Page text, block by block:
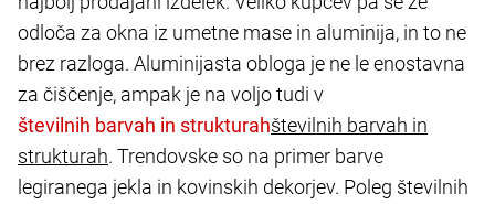
odloča za okna iz umetne mase in aluminija, in to ne
brez razloga. Aluminijasta obloga je ne le enostavna
za čiščenje, ampak je na voljo tudi v
številnih barvah in
strukturah. Trendovske so na primer barve
legiranega jekla in kovinskih dekorjev. Poleg številnih